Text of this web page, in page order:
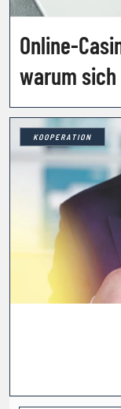
Online-
warum sich
drehen
KOOPERATION